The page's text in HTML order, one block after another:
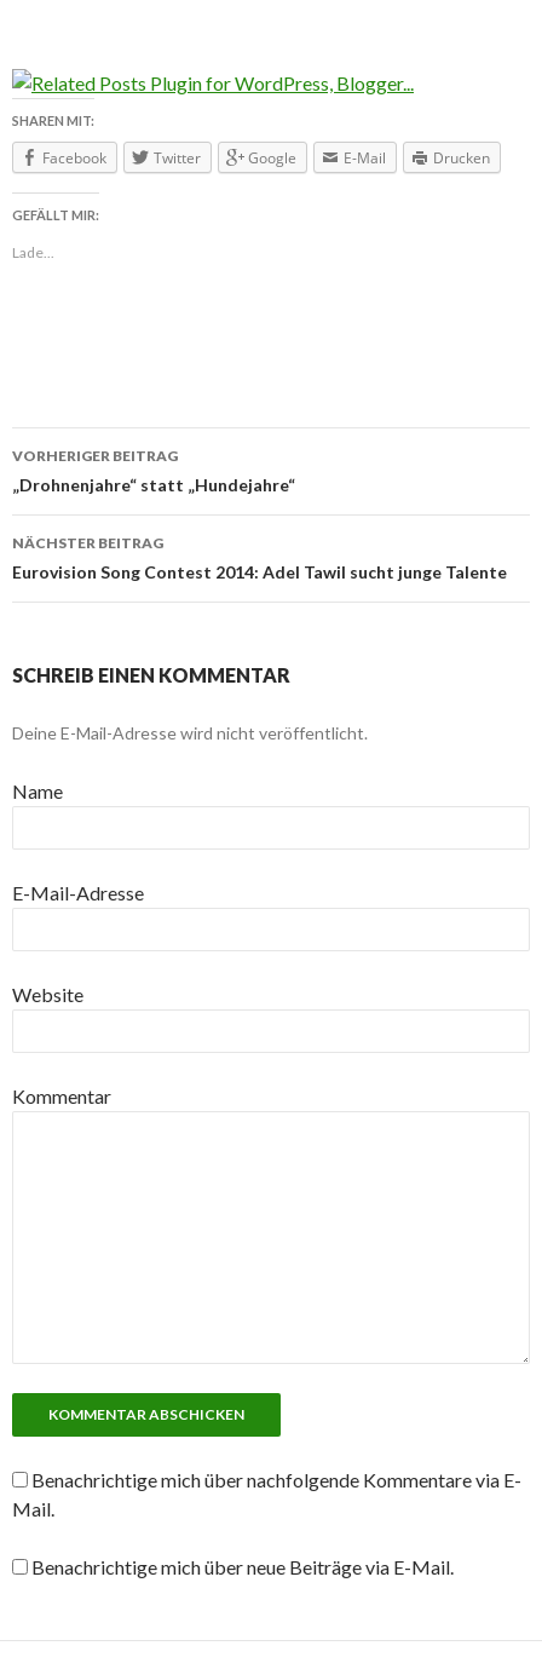
SHAREN MIT:
Facebook Twitter Google E-Mail Drucken
GEFÄLLT MIR:
Lade...
Beitragsnavigation
VORHERIGER BEITRAG
„Drohnenjahre“ statt „Hundejahre“
NÄCHSTER BEITRAG
Eurovision Song Contest 2014: Adel Tawil sucht junge Talente
SCHREIB EINEN KOMMENTAR
Deine E-Mail-Adresse wird nicht veröffentlicht.
Name
E-Mail-Adresse
Website
Kommentar
Benachrichtige mich über nachfolgende Kommentare via E-
Mail.
Benachrichtige mich über neue Beiträge via E-Mail.